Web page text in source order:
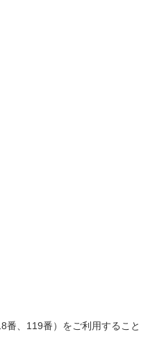
番、119番）をご利用すること